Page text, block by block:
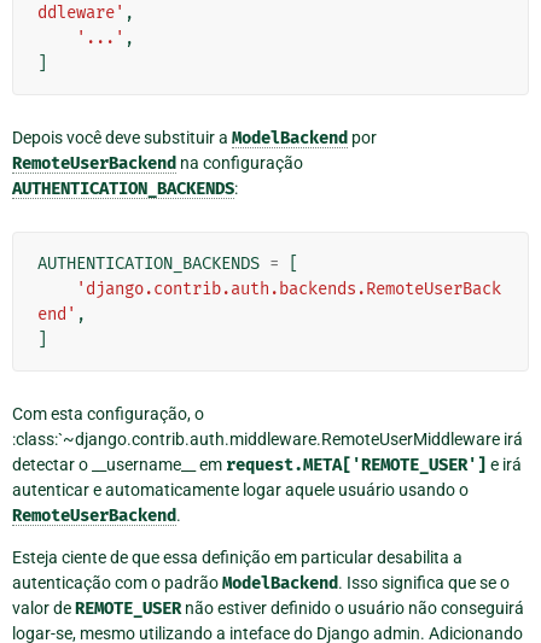
ddleware' ,
'...' ,
Depois você deve substituir a ModelBackend por
RemoteUserBackend na configuração
AUTHENTICATION_BACKENDS:
AUTHENTICATION_BACKENDS =
'django.contrib.auth.backends.RemoteUserBack
end' ,
Com esta configuração, o
:class:`~django.contrib.auth.middleware.RemoteUserMiddleware irá
detectar o __username__ em request.META['REMOTE_USER'] e irá
autenticar e automaticamente logar aquele usuário usando o
RemoteUserBackend.
Esteja ciente de que essa definição em particular desabilita a
autenticação com o padrãoModelBackend. Isso significa que se o
valor deREMOTE_USERnão estiver definido o usuário não conseguirá
logar-se, mesmo utilizando a inteface do Django admin. Adicionando